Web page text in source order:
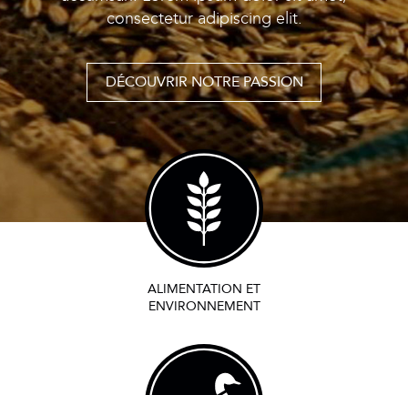
consectetur adipiscing elit.
DÉCOUVRIR NOTRE PASSION
ALIMENTATION ET
ENVIRONNEMENT